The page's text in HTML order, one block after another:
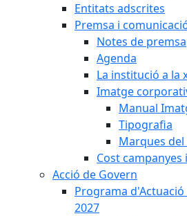
Entitats adscrites
Premsa i
Notes de premsa
Agenda
La institució a la
Imatge
Manual
Tipografia
Marques del
Cost
Acció de Govern
Programa d'Actuació
2027